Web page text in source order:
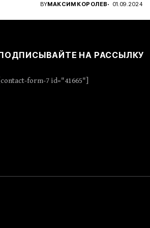
BYМАКСИМ КОРОЛЕВ 01.09.2024
НА РАССЫЛКУ
[contact-form-7 id="41665"]